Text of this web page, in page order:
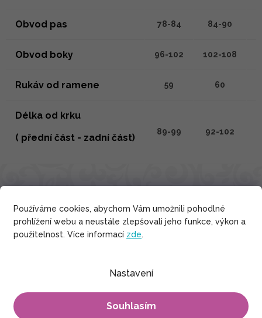
Používáme cookies, abychom Vám umožnili pohodlné
prohlížení webu a neustále zlepšovali jeho funkce, výkon a
použitelnost. Více informací zde.
Nastavení
Souhlasím
Obvod pas 78-84 84-90
Obvod boky 96-102 102-108
Rukáv od ramene 59 60
Délka od krku
( přední část - zadní část)
89-99 92-102